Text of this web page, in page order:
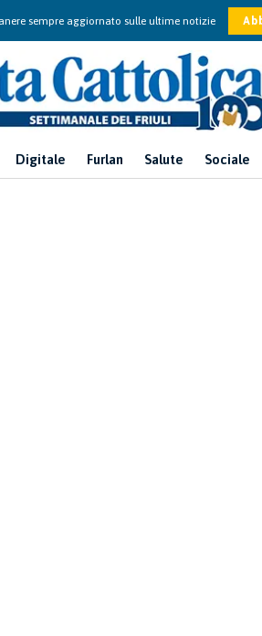
sempre aggiornato sulle ultime notizie
Digitale Furlan Salute Sociale